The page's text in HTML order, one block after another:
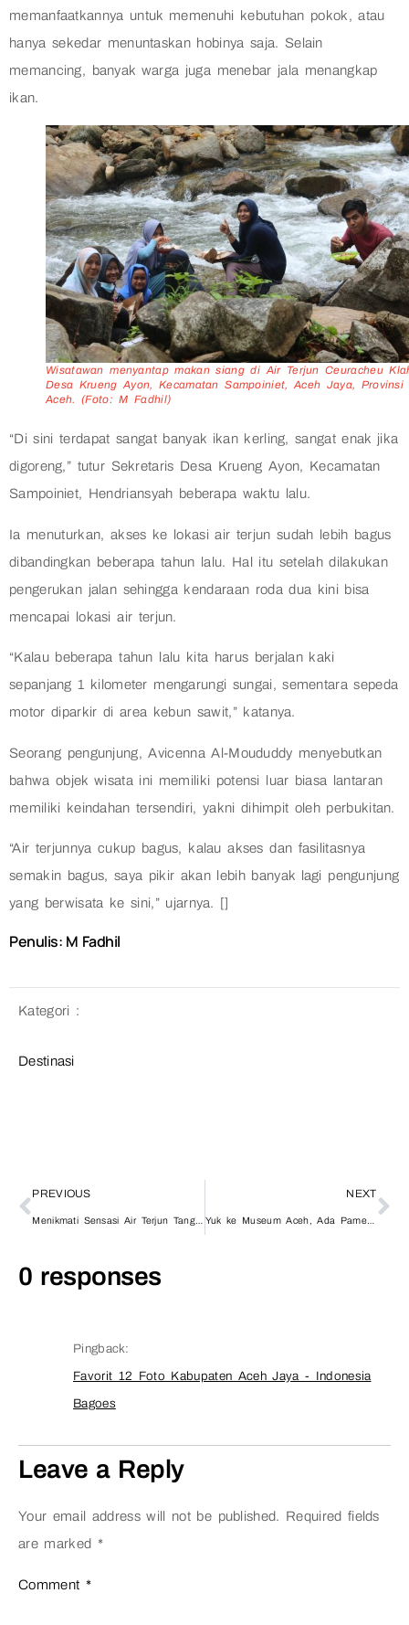
memanfaatkannya untuk memenuhi kebutuhan pokok, atau
hanya sekedar menuntaskan hobinya saja. Selain
memancing, banyak warga juga menebar jala menangkap
ikan.
Wisatawan menyantap makan siang di Air Terjun Ceuracheu
Desa Krueng Ayon, Kecamatan Sampoiniet, Aceh Jaya, Provinsi
Aceh. (Foto: M Fadhil)
“Di sini terdapat sangat banyak ikan kerling, sangat enak jika
digoreng,” tutur Sekretaris Desa Krueng Ayon, Kecamatan
Sampoiniet, Hendriansyah beberapa waktu lalu.
Ia menuturkan, akses ke lokasi air terjun sudah lebih bagus
dibandingkan beberapa tahun lalu. Hal itu setelah dilakukan
pengerukan jalan sehingga kendaraan roda dua kini bisa
mencapai lokasi air terjun.
“Kalau beberapa tahun lalu kita harus berjalan kaki
sepanjang 1 kilometer mengarungi sungai, sementara sepeda
motor diparkir di area kebun sawit,” katanya.
Seorang pengunjung, Avicenna Al-Moududdy menyebutkan
bahwa objek wisata ini memiliki potensi luar biasa lantaran
memiliki keindahan tersendiri, yakni dihimpit oleh perbukitan.
“Air terjunnya cukup bagus, kalau akses dan fasilitasnya
semakin bagus, saya pikir akan lebih banyak lagi pengunjung
yang berwisata ke sini,” ujarnya. []
Penulis: M Fadhil
Kategori :
Destinasi
PREVIOUS NEXT
Yuk ke Museum Aceh, Ada Pameran Alat Musik Tradisional Nusantara 2022
0 responses
Pingback:
Favorit 12 Foto Kabupaten Aceh Jaya - Indonesia
Bagoes
Leave a Reply
Your email address will not be published. Required fields
are marked *
Comment *